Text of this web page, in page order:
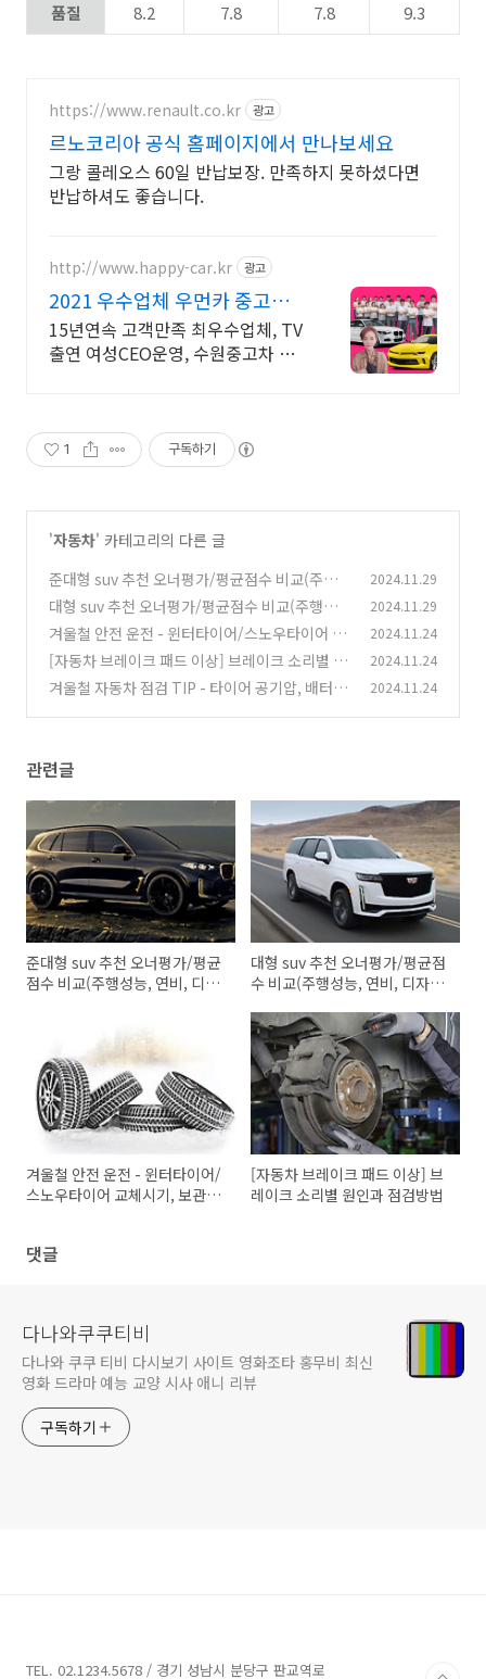
품질
8.2 7.8 7.8 9.3
https://www.renault.co.kr 광고
르노코리아 공식 홈페이지에서 만나보세요
그랑 콜레오스 60일 반납보장. 만족하지 못하셨다면
반납하셔도 좋습니다.
http://www.happy-car.kr 광고
2021 우수업체 우먼카 중고차
는 최우수모범업체에서!
15년연속 고객만족 최우수업체, TV
출연 여성CEO운영, 수원중고차 실
1 구독하기
'자동차' 카테고리의 다른 글
준대형 suv 추천 오너평가/평균점수 비교(주행
성능, 연비, 디자인, 가격, 거주성, 품질)
(0)
2024.11.29
대형 suv 추천 오너평가/평균점수 비교(주행성
능, 연비, 디자인, 가격, 거주성, 품질) (0)
2024.11.29
겨울철 안전 운전 - 윈터타이어/스노우타이어 교
체시기, 보관, 온도, 수명, 공기압
(0)
2024.11.24
[자동차 브레이크 패드 이상] 브레이크 소리별 원
인과 점검방법 (0)
2024.11.24
겨울철 자동차 점검 TIP - 타이어 공기압, 배터
2024.11.24
관련글
준대형 suv 추천 오너평가/평균
점수 비교(주행성능, 연비, 디자
대형 suv 추천 오너평가/평균점
수 비교(주행성능, 연비, 디자인,
겨울철 안전 운전 - 윈터타이어/
스노우타이어 교체시기, 보관,
[자동차 브레이크 패드 이상] 브
레이크 소리별 원인과 점검방법
댓글
다나와쿠쿠티비
다나와 쿠쿠 티비 다시보기 사이트 영화조타 홍무비 최신
영화 드라마 예능 교양 시사 애니 리뷰
구독하기
TEL. 02.1234.5678 / 경기 성남시 분당구 판교역로